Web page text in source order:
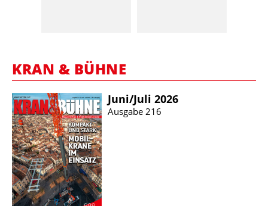
KRAN & BÜHNE
Juni/​Juli 2026
Ausgabe 216